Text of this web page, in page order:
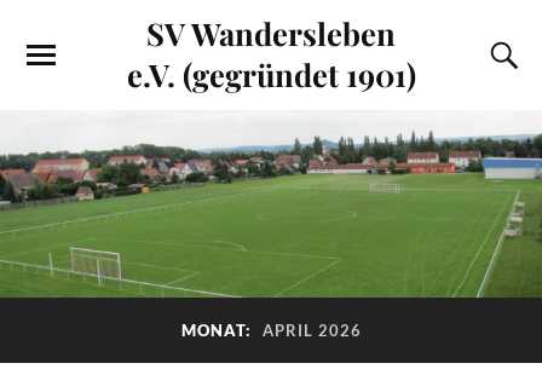
SV Wandersleben
e.V. (gegründet 1901)
MONAT: APRIL 2026